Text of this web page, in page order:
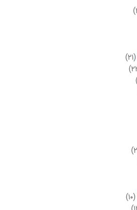
(۲۱)
(۱۰)